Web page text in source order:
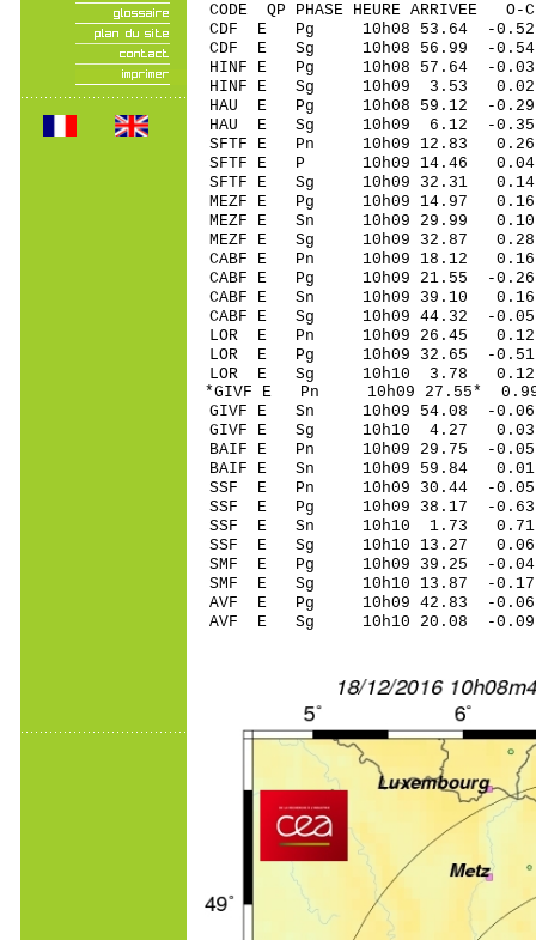
CODE QP PHASE HEURE
CDF E Pg 10h08 53.64 -
CDF E Sg 10h08 56.99 -
HINF E Pg 10h08 57.64 -
HINF E Sg 10h09 3.53
HAU E Pg 10h08 59.12 -
HAU E Sg 10h09 6.12 -
SFTF E Pn 10h09 12.83 0.26
SFTF E P 10h09 14.46 0.04
SFTF E Sg 10h09 32.31
MEZF E Pg 10h09 14.97 0.16
MEZF E Sn 10h09 29.99
MEZF E Sg 10h09 32.87
CABF E Pn 10h09 18.12 0.16
CABF E Pg 10h09 21.55 -0.26
CABF E Sn 10h09 39.10 0.16
CABF E Sg 10h09 44.32 -0.05
LOR E Pn 10h09 26.45 0.12
LOR E Pg 10h09 32.65 -0.51
LOR E Sg 10h10 3.78
*GIVF E Pn 10h09 27.55* 0.99
GIVF E Sn 10h09 54.08 -
GIVF E Sg 10h10 4.27
BAIF E Pn 10h09 29.75 -0.05
BAIF E Sn 10h09 59.84 0.01
SSF E Pn 10h09 30.44 -0.05
SSF E Pg 10h09 38.17 -0.63
SSF E Sn 10h10 1.73 0.71
SSF E Sg 10h10 13.27
SMF E Pg 10h09 39.25 -0.04
SMF E Sg 10h10 13.87 -
AVF E Pg 10h09 42.83 -0.06
AVF E Sg 10h10 20.08 -